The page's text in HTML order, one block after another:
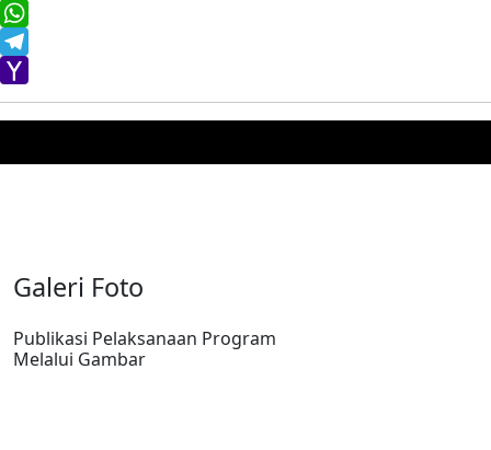
Gmail
WhatsApp
Telegram
Yahoo
Mail
Galeri Foto
Publikasi Pelaksanaan Program
Melalui Gambar